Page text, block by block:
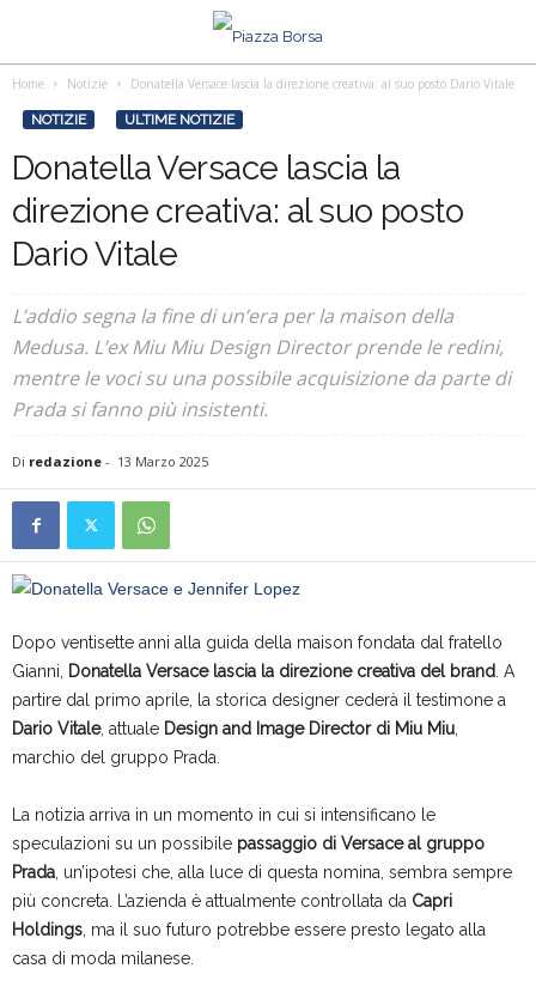
Home Notizie Donatella Versace lascia la direzione creativa: al suo posto Dario Vitale
NOTIZIE ULTIME NOTIZIE
Donatella Versace lascia la
direzione creativa: al suo posto
Dario Vitale
L’addio segna la fine di un’era per la maison della
Medusa. L’ex Miu Miu Design Director prende le redini,
mentre le voci su una possibile acquisizione da parte di
Prada si fanno più insistenti.
Di redazione - 13 Marzo 2025
Dopo ventisette anni alla guida della maison fondata dal fratello
Gianni,
Donatella Versace lascia la direzione creativa del brand . A
partire dal primo aprile, la storica designer cederà il testimone a
Dario Vitale, attuale Design and Image Director di Miu Miu
marchio del gruppo Prada.
La notizia arriva in un momento in cui si intensificano le
speculazioni su un possibile passaggio di Versace al gruppo
Prada , un’ipotesi che, alla luce di questa nomina, sembra sempre
più concreta. L’azienda è attualmente controllata da Capri
Holdings , ma il suo futuro potrebbe essere presto legato alla
casa di moda milanese.